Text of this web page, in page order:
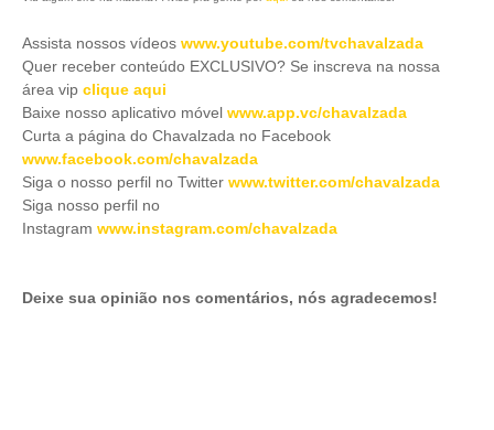
Assista nossos vídeos www.youtube.com/tvchavalzada
Quer receber conteúdo EXCLUSIVO? Se inscreva na nossa
área vip clique aqui
Baixe nosso aplicativo móvel www.app.vc/chavalzada
Curta a página do Chavalzada no Facebook
www.facebook.com/chavalzada
Siga o nosso perfil no Twitter www.twitter.com/chavalzada
Siga nosso perfil no
Instagram www.instagram.com/chavalzada
Deixe sua opinião nos comentários, nós agradecemos!